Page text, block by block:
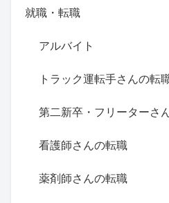
就職・転職
アルバイト
トラック運転手さんの転
第二新卒・フリーターさ
看護師さんの転職
薬剤師さんの転職